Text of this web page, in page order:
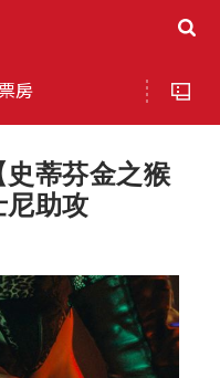
房
史蒂芬金之猴
尼助攻